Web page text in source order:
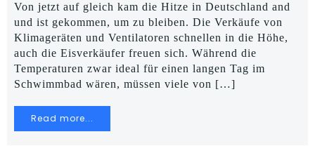
Von jetzt auf gleich kam die Hitze in Deutschland and
und ist gekommen, um zu bleiben. Die Verkäufe von
Klimageräten und Ventilatoren schnellen in die Höhe,
auch die Eisverkäufer freuen sich. Während die
Temperaturen zwar ideal für einen langen Tag im
Schwimmbad wären, müssen viele von […]
Read more...